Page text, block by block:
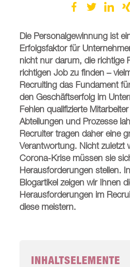
Die Personalgewinnung ist
Erfolgsfaktor für
nicht nur darum, die richtige
richtigen Job zu finden –
Recruiting das Fundament
den Geschäftserfolg im
Fehlen qualifizierte
Abteilungen und Prozesse
Recruiter tragen daher eine
Verantwortung. Nicht zuletzt
Corona-Krise müssen sie
Herausforderungen stellen.
Blogartikel zeigen wir Ihnen
Herausforderungen im
diese meistern.
INHALTSELEMENTE